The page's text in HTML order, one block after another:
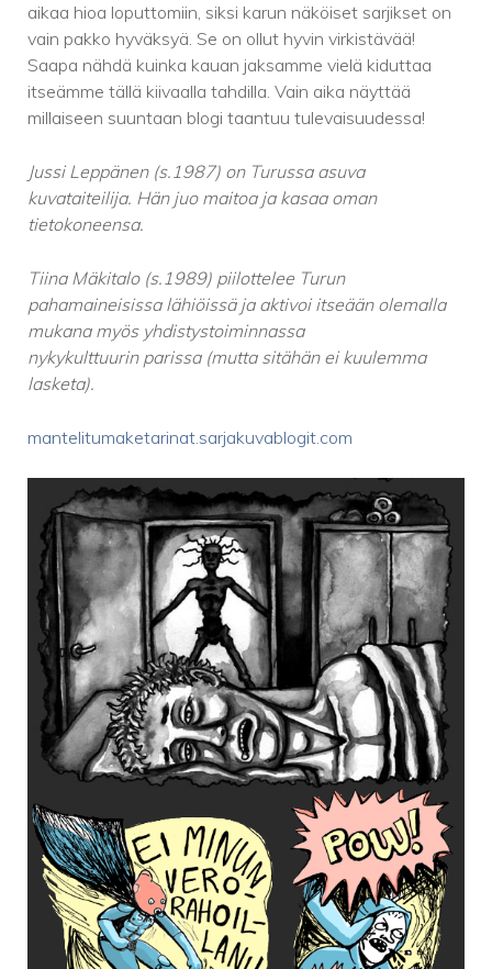
aikaa hioa loputtomiin, siksi karun näköiset sarjikset on
vain pakko hyväksyä. Se on ollut hyvin virkistävää!
Saapa nähdä kuinka kauan jaksamme vielä kiduttaa
itseämme tällä kiivaalla tahdilla. Vain aika näyttää
millaiseen suuntaan blogi taantuu tulevaisuudessa!
Jussi Leppänen (s.1987) on Turussa asuva
kuvataiteilija. Hän juo maitoa ja kasaa oman
tietokoneensa.
Tiina Mäkitalo (s.1989) piilottelee Turun
pahamaineisissa lähiöissä ja aktivoi itseään olemalla
mukana myös yhdistystoiminnassa
nykykulttuurin parissa (mutta sitähän ei kuulemma
lasketa).
mantelitumaketarinat.sarjakuvablogit.com